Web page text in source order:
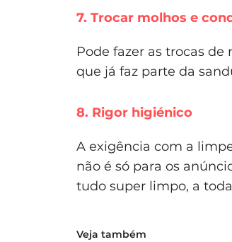
7. Trocar molhos e
Pode fazer as trocas
que já faz parte da
8. Rigor higiénico
A exigência com a
não é só para os
tudo super limpo, a
Veja também